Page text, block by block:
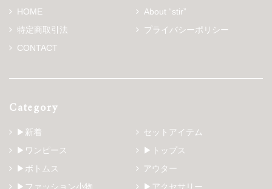
HOME
About “stir”
特定商取引法
プライバシーポリシー
CONTACT
Category
▶新着
セットアイテム
▶ワンピース
▶トップス
▶ボトムス
アウター
▶ファッション小物
▶アクセサリー